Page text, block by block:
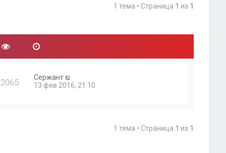
1 тема • Страница 1 из 1
Сержант
13 фев 2016, 21:10
1 тема • Страница 1 из 1